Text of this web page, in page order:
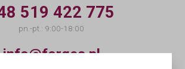
519 422 775
pn.-pt.: 9:00-18:00
info@forges.pl